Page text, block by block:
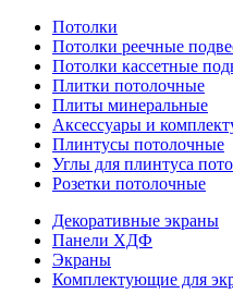
Потолки
Потолки реечные
Потолки кассетные
Плитки потолочные
Плиты минеральные
Аксессуары и
Плинтусы потолочные
Углы для плинтуса
Розетки потолочные
Декоративные экраны
Панели ХДФ
Экраны
Комплектующие для